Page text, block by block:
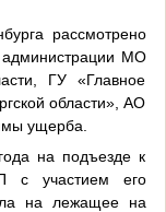
рассмотрено
администрации МО
ГУ «Главное
области», АО
ущерба.
на подъезде к
с участием его
на лежащее на